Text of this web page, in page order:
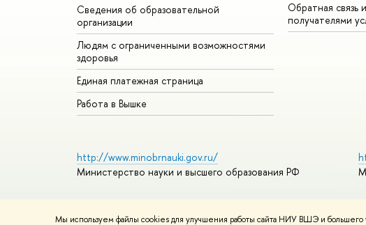
Мы используем файлы cookies для улучшения работы сайта НИУ ВШЭ и большего
Сведения об образовательной
организации
Людям с ограниченными возможностями
здоровья
Единая платежная страница
Работа в Вышке
Обратная связь
получателями
http://www.minobrnauki.gov.ru/
Министерство науки и высшего образования РФ